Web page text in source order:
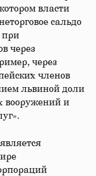
власти
сальдо
при
через
через
членов
львиной доли
вооружений и